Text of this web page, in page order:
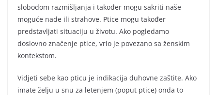
slobodom razmišljanja i također mogu sakriti naše
moguće nade ili strahove. Ptice mogu također
predstavljati situaciju u životu. Ako pogledamo
doslovno značenje ptice, vrlo je povezano sa ženskim
kontekstom.
Vidjeti sebe kao pticu je indikacija duhovne zaštite. Ako
imate želju u snu za letenjem (poput ptice) onda to